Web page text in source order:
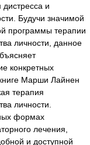
и
Будучи значимой
программы терапии
личности, данное
конкретных
Марши Лайнен
терапия
личности.
формах
лечения,
и доступной